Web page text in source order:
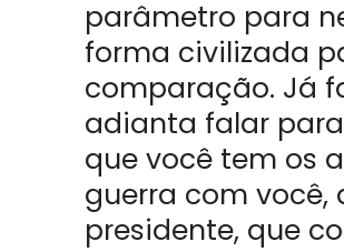
parâmetro para
forma civilizada
comparação. Já
adianta falar
que você tem os
guerra com você,
presidente, que